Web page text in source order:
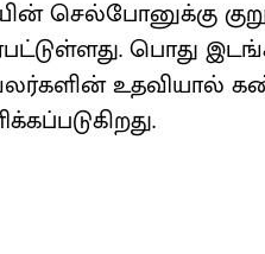
செல்போனுக்கு
பொது
உதவியால்